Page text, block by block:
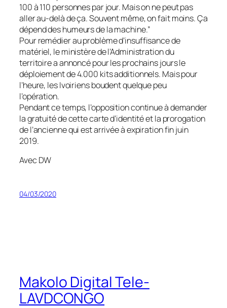
100 à 110 personnes par jour. Mais on ne peut pas
aller au-delà de ça. Souvent même, on fait moins. Ça
dépend des humeurs de la machine.”
Pour remédier au problème d’insuffisance de
matériel, le ministère de l’Administration du
territoire a annoncé pour les prochains jours le
déploiement de 4.000 kits additionnels. Mais pour
l’heure, les Ivoiriens boudent quelque peu
l’opération.
Pendant ce temps, l’opposition continue à demander
la gratuité de cette carte d’identité et la prorogation
de l’ancienne qui est arrivée à expiration fin juin
2019.
Avec DW
04/03/2020
Makolo Digital Tele-
LAVDCONGO